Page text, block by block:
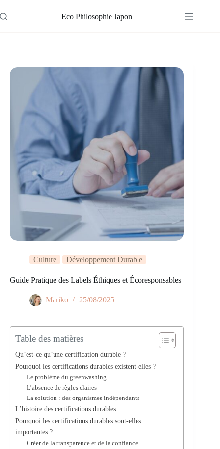
au
contenu
Eco Philosophie Japon
Culture Développement Durable
Guide Pratique des Labels Éthiques et Écoresponsables
Mariko 25/08/2025
Table des matières
Qu’est-ce qu’une certification durable ?
Pourquoi les certifications durables existent-elles ?
Le problème du greenwashing
L’absence de règles claires
La solution : des organismes indépendants
L’histoire des certifications durables
Pourquoi les certifications durables sont-elles
importantes ?
Créer de la transparence et de la confiance